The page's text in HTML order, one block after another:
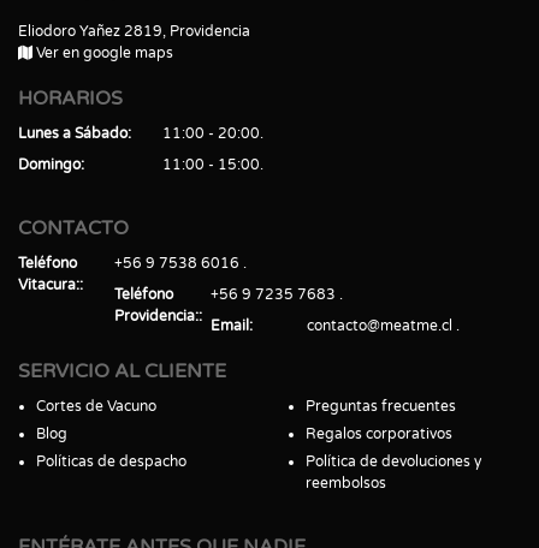
Eliodoro Yañez 2819, Providencia
Ver en google maps
HORARIOS
Lunes a Sábado
11:00 - 20:00
Domingo
11:00 - 15:00
CONTACTO
Teléfono
Vitacura:
+56 9 7538 6016
Teléfono
Providencia:
+56 9 7235 7683
Email
contacto@meatme.cl
SERVICIO AL CLIENTE
Cortes de Vacuno
Blog
Políticas de despacho
Preguntas frecuentes
Regalos corporativos
Política de devoluciones y
reembolsos